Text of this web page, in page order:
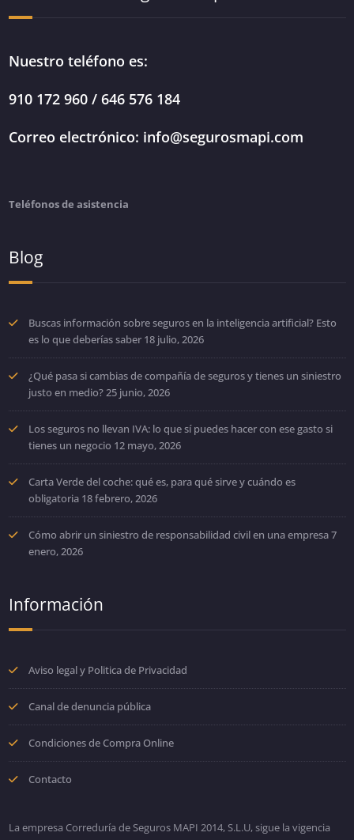
Nuestro teléfono es:
910 172 960 / 646 576 184
Correo electrónico: info@segurosmapi.com
Teléfonos de asistencia
Blog
Buscas información sobre seguros en la inteligencia artificial? Esto
es lo que deberías saber 18 julio, 2026
¿Qué pasa si cambias de compañía de seguros y tienes un siniestro
justo en medio? 25 junio, 2026
Los seguros no llevan IVA: lo que sí puedes hacer con ese gasto si
tienes un negocio 12 mayo, 2026
Carta Verde del coche: qué es, para qué sirve y cuándo es
obligatoria 18 febrero, 2026
Cómo abrir un siniestro de responsabilidad civil en una empresa7
enero, 2026
Información
Aviso legal y Politica de Privacidad
Canal de denuncia pública
Condiciones de Compra Online
Contacto
La empresa Correduría de Seguros MAPI 2014, S.L.U, sigue la vigencia